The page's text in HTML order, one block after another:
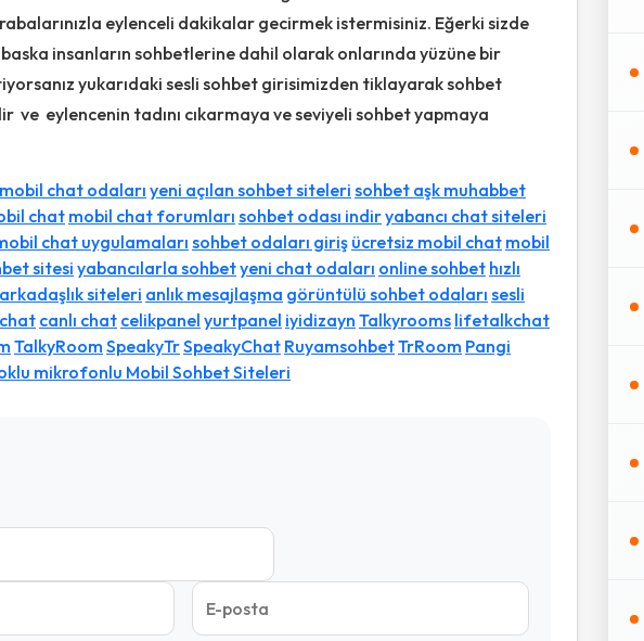
eylenceli dakikalar gecirmek istermisiniz. Eğerki sizde
insanların sohbetlerine dahil olarak onlarında yüzüne bir
yukarıdaki sesli sohbet girisimizden tiklayarak sohbet
ve eylencenin tadını cıkarmaya ve seviyeli sohbet yapmaya
mobil chat odaları yeni açılan sohbet siteleri sohbet aşk muhabbet
chat mobil chat forumları sohbet odası indiryabancı chat siteleri
chat uygulamalarısohbet odaları giriş ücretsiz mobil chat mobil
sitesi yabancılarla sohbetyeni chat odaları online sohbet hızlı
siteleri anlık mesajlaşma görüntülü sohbet odaları sesli
canlı chat celikpanel yurtpanel iyidizayn Talkyrooms lifetalkchat
TalkyRoom SpeakyTrSpeakyChat RuyamsohbetTrRoom Pangi
mikrofonlu Mobil Sohbet Siteleri